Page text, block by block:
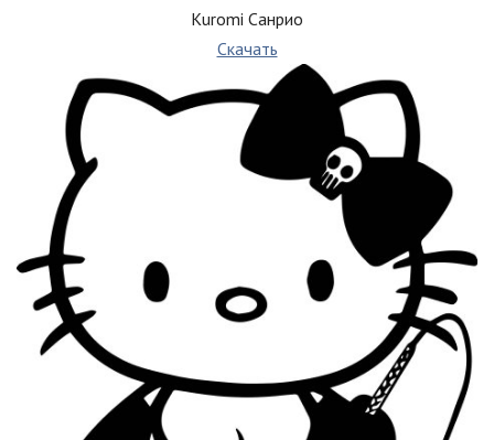
Kuromi Санрио
Скачать